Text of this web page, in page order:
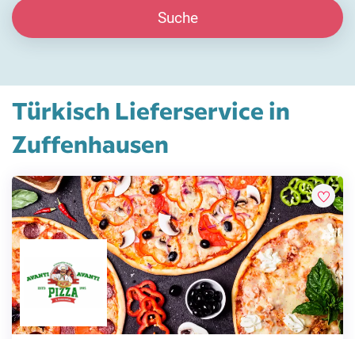
Suche
Türkisch Lieferservice in
Zuffenhausen